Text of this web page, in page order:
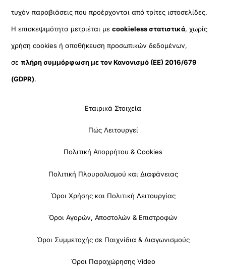
τυχόν παραβιάσεις που προέρχονται από τρίτες ιστοσελίδες.
Η επισκεψιμότητα μετριέται μεcookieless στατιστικά, χωρίς
χρήση cookies ή αποθήκευση προσωπικών δεδομένων,
σεπλήρη συμμόρφωση με τον Κανονισμό (ΕΕ) 2016/679
(GDPR).
Εταιρικά Στοιχεία
Πώς Λειτουργεί
Πολιτική Απορρήτου & Cookies
Πολιτική Πλουραλισμού και Διαφάνειας
Όροι Χρήσης και Πολιτική Λειτουργίας
Όροι Αγορών, Αποστολών & Επιστροφών
Όροι Συμμετοχής σε Παιχνίδια & Διαγωνισμούς
Όροι Παραχώρησης Video